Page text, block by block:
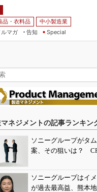
品・衣料品
中小製造業
ルマガ
告知 Special
ネジメントの記事ランキン
ソニーグループがタ
案、その狙いは？
ソニーグループはイ
が過去最高益、熊本